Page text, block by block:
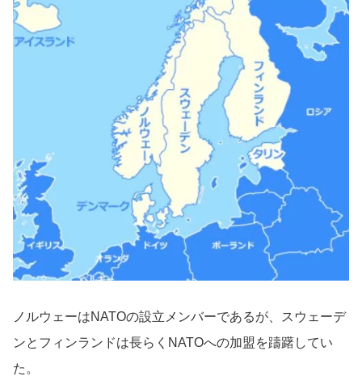
ノルウェーはNATOの設立メンバーであるが、スウェーデ
ンとフィンランドは長らくNATOへの加盟を躊躇してい
た。